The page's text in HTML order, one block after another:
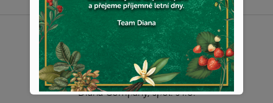
KONTAKT
Diana Company, spol. s r.o.